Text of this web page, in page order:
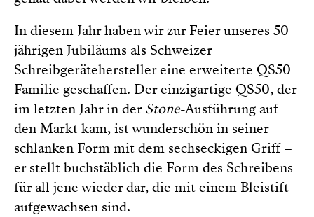
In diesem Jahr haben wir zur Feier unseres 50-
jährigen Jubiläums als Schweizer
Schreibgerätehersteller eine erweiterte QS50
Familie geschaffen. Der einzigartige QS50, der
im letzten Jahr in derStone-Ausführung auf
den Markt kam, ist wunderschön in seiner
schlanken Form mit dem sechseckigen Griff –
er stellt buchstäblich die Form des Schreibens
für all jene wieder dar, die mit einem Bleistift
aufgewachsen sind.